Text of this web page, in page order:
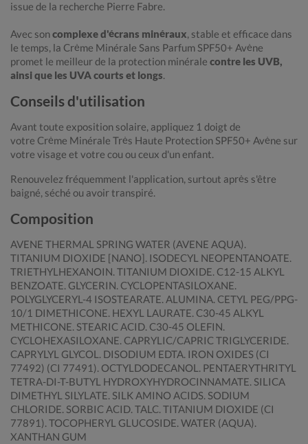
issue de la recherche Pierre Fabre.
Avec soncomplexe d'écrans minéraux, stable et efficace dans
le temps, la Crème Minérale Sans Parfum SPF50+ Avène
promet le meilleur de la protection minérale contre les UVB,
ainsi que les UVA courts et longs.
Conseils d'utilisation
Avant toute exposition solaire, appliquez 1 doigt de
votre Crème Minérale Très Haute Protection SPF50+ Avène sur
votre visage et votre cou ou ceux d'un enfant.
Renouvelez fréquemment l'application, surtout après s'être
baigné, séché ou avoir transpiré.
Composition
AVENE THERMAL SPRING WATER (AVENE AQUA).
TITANIUM DIOXIDE [NANO]. ISODECYL NEOPENTANOATE.
TRIETHYLHEXANOIN. TITANIUM DIOXIDE. C12-15 ALKYL
BENZOATE. GLYCERIN. CYCLOPENTASILOXANE.
POLYGLYCERYL-4 ISOSTEARATE. ALUMINA. CETYL PEG/PPG-
10/1 DIMETHICONE. HEXYL LAURATE. C30-45 ALKYL
METHICONE. STEARIC ACID. C30-45 OLEFIN.
CYCLOHEXASILOXANE. CAPRYLIC/CAPRIC TRIGLYCERIDE.
CAPRYLYL GLYCOL. DISODIUM EDTA. IRON OXIDES (CI
77492) (CI 77491). OCTYLDODECANOL. PENTAERYTHRITYL
TETRA-DI-T-BUTYL HYDROXYHYDROCINNAMATE. SILICA
DIMETHYL SILYLATE. SILK AMINO ACIDS. SODIUM
CHLORIDE. SORBIC ACID. TALC. TITANIUM DIOXIDE (CI
77891). TOCOPHERYL GLUCOSIDE. WATER (AQUA).
XANTHAN GUM